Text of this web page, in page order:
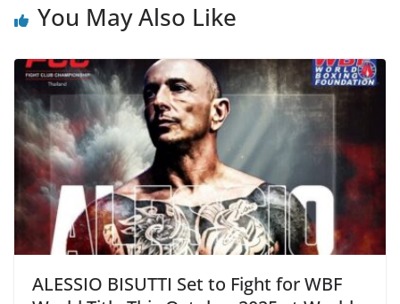
You May Also Like
ALESSIO BISUTTI Set to Fight for WBF